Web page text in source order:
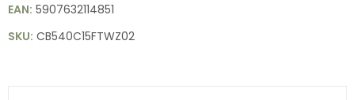
EAN: 5907632114851
SKU: CB540C15FTWZ02